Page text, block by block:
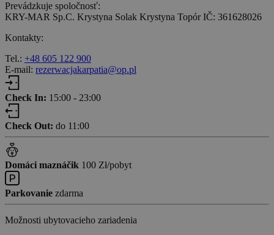
Prevádzkuje spoločnosť:
KRY-MAR Sp.C. Krystyna Solak Krystyna Topór IČ: 361628026
Kontakty:
Tel.: +48 605 122 900
E-mail: rezerwacjakarpatia@op.pl
Check In: 15:00 - 23:00
Check Out: do 11:00
Domáci maznáčik 100 Zł/pobyt
Parkovanie zdarma
Možnosti ubytovacieho zariadenia